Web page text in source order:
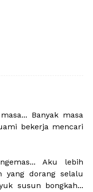
Banyak masa
bekerja mencari
Aku lebih
yang dorang selalu
susun bongkah...